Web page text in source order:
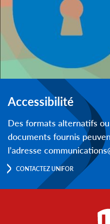
Accessibilité
Des formats alternatifs
documents fournis
l’adresse
CONTACTEZ UNIFOR